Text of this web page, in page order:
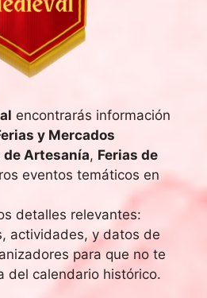
encontrarás información
y Mercados
de Artesanía, Ferias de
eventos temáticos en
detalles relevantes:
actividades, y datos de
para que no te
del calendario histórico.